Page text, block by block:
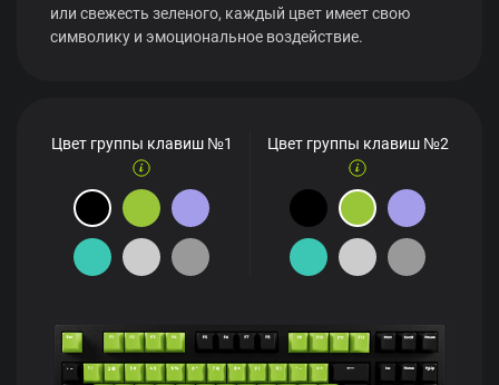
или свежесть зеленого, каждый цвет имеет свою
символику и эмоциональное воздействие.
Цвет группы клавиш №1 Цвет группы клавиш №2